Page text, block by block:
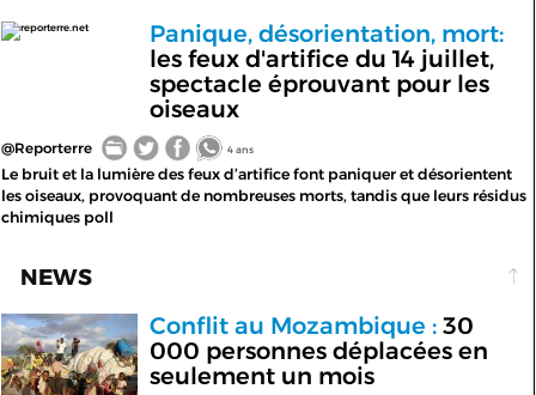
reporterre.net
Panique, désorientation, mort:
les feux d'artifice du 14 juillet,
spectacle éprouvant pour les
oiseaux
@Reporterre 4 ans
Le bruit et la lumière des feux d’artifice font paniquer et désorientent
les oiseaux, provoquant de nombreuses morts, tandis que leurs résidus
chimiques poll
NEWS
Conflit au Mozambique :30
000 personnes déplacées en
seulement un mois